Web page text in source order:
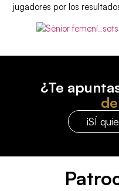
jugadores por los
¿Te
¡SÍ